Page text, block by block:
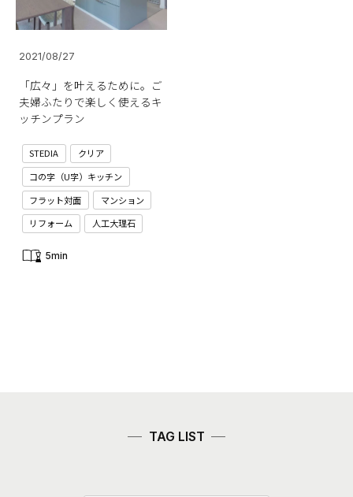
2021/08/27
「広々」を叶えるために。ご
夫婦ふたりで楽しく使えるキ
ッチンプラン
STEDIA
クリア
コの字（U字）キッチン
フラット対面
マンション
リフォーム
人工大理石
5min
TAG LIST